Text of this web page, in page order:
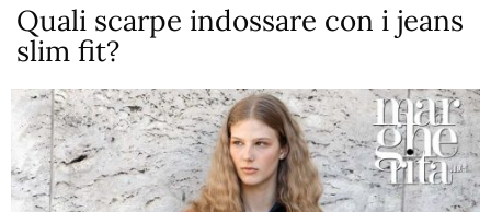
Quali scarpe indossare con i jeans
slim fit?